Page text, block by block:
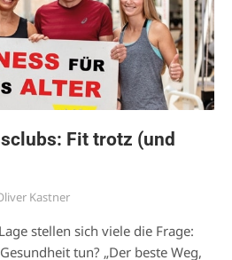
Fit trotz (und
Kastner
stellen sich viele die Frage:
tun? „Der beste Weg,